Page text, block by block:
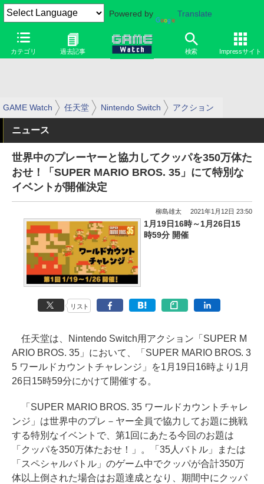
Powered by Translate
カテゴリ 過去記事 検索 Impressサイト
GAME Watch 任天堂 Nintendo Switch アクション
ニュース
世界中のプレーヤーと協力してクッパを350万体た
おせ！「SUPER MARIO BROS. 35」にて特別な
イベントが開催決定
柳島雄太 2021年1月12日 23:50
1月19日16時～1月26日15
時59分 開催
リスト
任天堂は、Nintendo Switch用アクション「SUPER M
ARIO BROS. 35」において、「SUPER MARIO BROS. 3
5 ワールドカウントチャレンジ」を1月19日16時より1月
26日15時59分にかけて開催する。
「SUPER MARIO BROS. 35 ワールドカウントチャレ
ンジ」は世界中のプレ－ヤー全員で協力してお題に挑戦
する特別なイベントで、第1回にあたる今回のお題は
「クッパを350万体たおせ！」。「35人バトル」または
「スペシャルバトル」のゲーム中でクッパが合計350万
体以上倒された場合はお題達成となり、期間中にクッパ